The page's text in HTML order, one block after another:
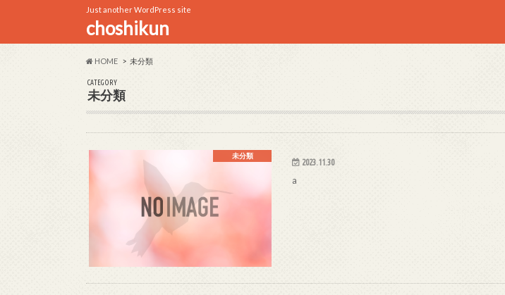
Just another WordPress site
choshikun
HOME 未分類
CATEGORY
未分類
未分類
2023.11.30
a